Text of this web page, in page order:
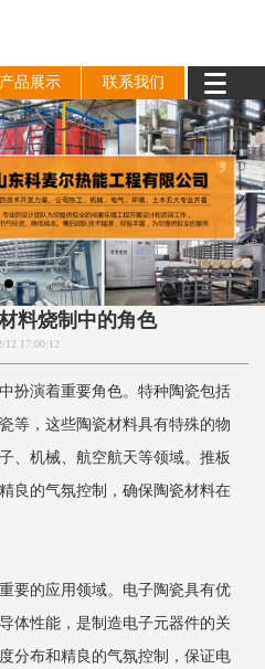
产品展示 联系我们
料烧制中的角色
12 17:00:12
演着重要角色。特种陶瓷包括
等，这些陶瓷材料具有特殊的物
、机械、航空航天等领域。推板
良的气氛控制，确保陶瓷材料在
的应用领域。电子陶瓷具有优
体性能，是制造电子元器件的关
分布和精良的气氛控制，保证电